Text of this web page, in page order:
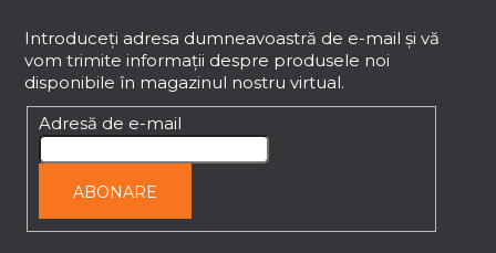
Introduceţi adresa dumneavoastră de e-mail şi vă
vom trimite informaţii despre produsele noi
disponibile în magazinul nostru virtual.
Adresă de e-mail
ABONARE